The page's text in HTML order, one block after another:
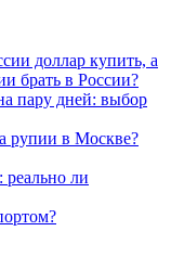
доллар купить, а
брать в России?
пару дней: выбор
рупии в Москве?
реально ли